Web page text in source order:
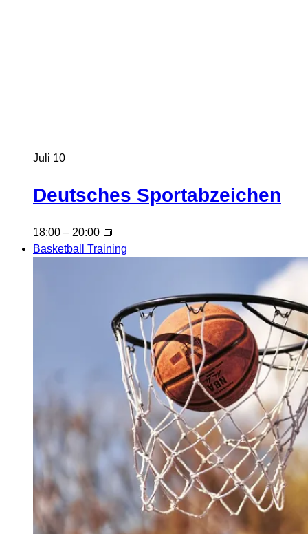
Juli 10
Deutsches Sportabzeichen
18:00 – 20:00
Basketball Training